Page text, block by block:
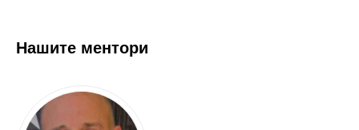
Нашите ментори